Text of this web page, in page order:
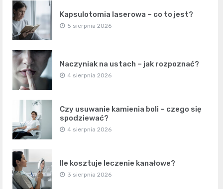
Kapsulotomia laserowa – co to jest?
5 sierpnia 2026
Naczyniak na ustach – jak rozpoznać?
4 sierpnia 2026
Czy usuwanie kamienia boli – czego się
spodziewać?
4 sierpnia 2026
Ile kosztuje leczenie kanałowe?
3 sierpnia 2026